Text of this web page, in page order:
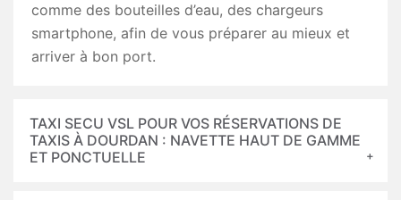
comme des bouteilles d’eau, des chargeurs
smartphone, afin de vous préparer au mieux et
arriver à bon port.
TAXI SECU VSL POUR VOS RÉSERVATIONS DE
TAXIS À DOURDAN : NAVETTE HAUT DE GAMME
ET PONCTUELLE